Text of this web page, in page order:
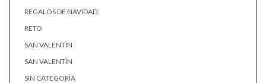
REGALOS DE NAVIDAD
RETO
SAN VALENTÍN
SAN VALENTÍN
SIN CATEGORÍA